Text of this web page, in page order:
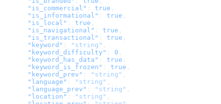
      "is_commercial"
: true ,
      "is_informational"
: true ,
      "is_local"
: true ,
      "is_navigational"
: true ,
      "is_transactional"
: true ,
      "keyword"
: "string" ,
      "keyword_difficulty"
: 0 ,
      "keyword_has_data"
: true ,
      "keyword_is_frozen"
: true ,
      "keyword_prev"
: "string" ,
      "language"
: "string" ,
      "language_prev"
: "string" ,
      "location"
: "string" ,